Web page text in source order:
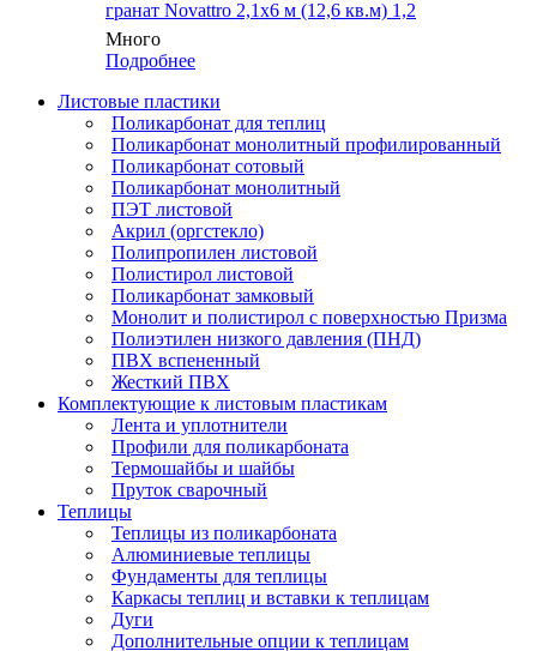
гранат Novattro 2,1х6 м (12,6 кв.м) 1,2
Много
Подробнее
Листовые пластики
Поликарбонат для теплиц
Поликарбонат монолитный профилированный
Поликарбонат сотовый
Поликарбонат монолитный
ПЭТ листовой
Акрил (оргстекло)
Полипропилен листовой
Полистирол листовой
Поликарбонат замковый
Монолит и полистирол с поверхностью Призма
Полиэтилен низкого давления (ПНД)
ПВХ вспененный
Жесткий ПВХ
Комплектующие к листовым пластикам
Лента и уплотнители
Профили для поликарбоната
Термошайбы и шайбы
Пруток сварочный
Теплицы
Теплицы из поликарбоната
Алюминиевые теплицы
Фундаменты для теплицы
Каркасы теплиц и вставки к теплицам
Дуги
Дополнительные опции к теплицам